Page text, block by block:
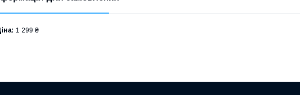
1 299 ₴